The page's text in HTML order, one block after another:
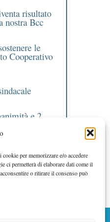
per memorizzare e/o accedere
ci permetterà di elaborare dati come il
o ritirare il consenso può
risultato
nostra Bcc
le
Cooperativo
e 2